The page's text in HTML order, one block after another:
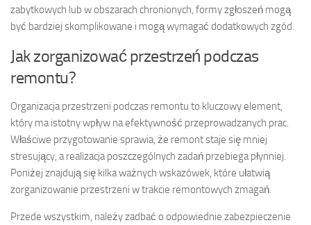
zabytkowych lub w obszarach chronionych, formy zgłoszeń mogą
być bardziej skomplikowane i mogą wymagać dodatkowych zgód.
Jak zorganizować przestrzeń podczas
remontu?
Organizacja przestrzeni podczas remontu to kluczowy element,
który ma istotny wpływ na efektywność przeprowadzanych prac.
Właściwe przygotowanie sprawia, że remont staje się mniej
stresujący, a realizacja poszczególnych zadań przebiega płynniej.
Poniżej znajdują się kilka ważnych wskazówek, które ułatwią
zorganizowanie przestrzeni w trakcie remontowych zmagań.
Przede wszystkim, należy zadbać o odpowiednie zabezpieczenie